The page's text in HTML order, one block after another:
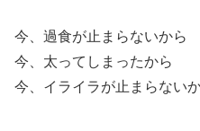
今、過食が止まらないから
今、太ってしまったから
今、イライラが止まらない